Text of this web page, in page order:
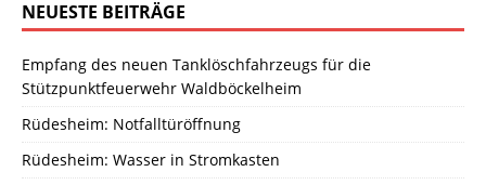
NEUESTE BEITRÄGE
Empfang des neuen Tanklöschfahrzeugs für die
Stützpunktfeuerwehr Waldböckelheim
Rüdesheim: Notfalltüröffnung
Rüdesheim: Wasser in Stromkasten